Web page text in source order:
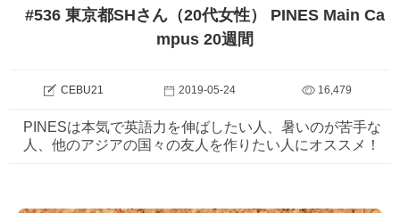
#536 東京都SHさん（20代女性） PINES Main Ca
mpus 20週間
CEBU21 2019-05-24 16,479
PINESは本気で英語力を伸ばしたい人、暑いのが苦手な
人、他のアジアの国々の友人を作りたい人にオススメ！